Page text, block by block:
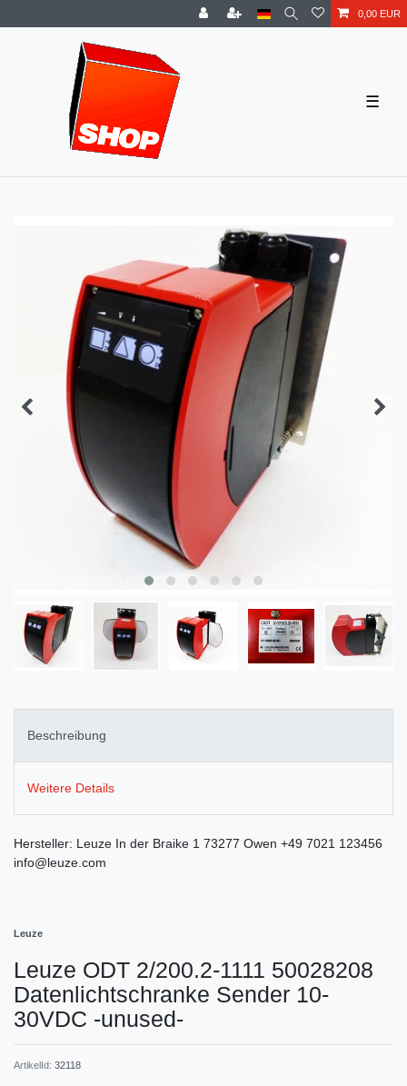
0,00 EUR
☰
Beschreibung
Weitere Details
Hersteller: Leuze In der Braike 1 73277 Owen +49 7021 123456
info@leuze.com
Leuze
Leuze ODT 2/200.2-1111 50028208
Datenlichtschranke Sender 10-
30VDC -unused-
ArtikelId: 32118